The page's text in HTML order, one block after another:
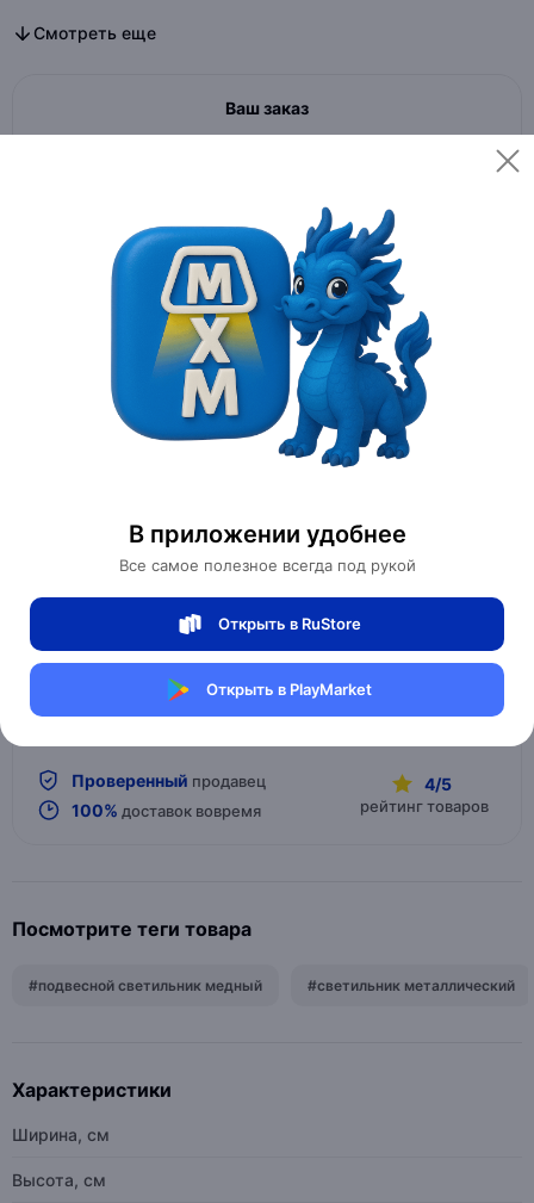
В приложении удобнее
Все самое полезное всегда под рукой
Открыть в RuStore
Открыть в PlayMarket
Все из металла в категории
Все светильники в категории
Смотреть еще
Ваш заказ
(40,600 ₽)
шт.
ДоставкаЗавтра
加入购物车
Купить сейчас
Table lamps
Дизайнерские настольные лампы
开始的对话
Проверенный продавец
100% доставок вовремя
4/5
рейтинг товаров
Посмотрите теги товара
#подвесной светильник медный #светильник металлический
Характеристики
Ширина, см
Высота, см